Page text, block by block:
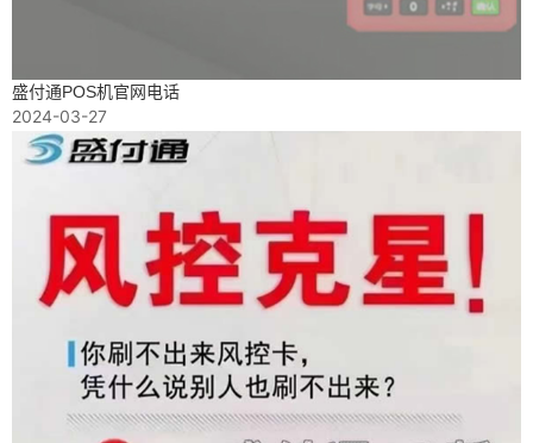
盛付通POS机官网电话
2024-03-27